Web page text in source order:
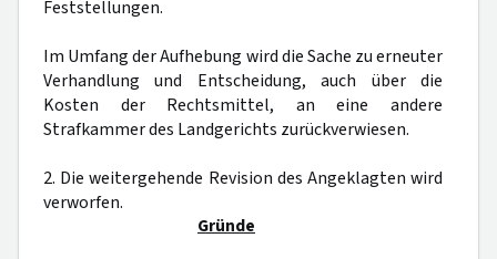
Feststellungen.
Im Umfang der Aufhebung wird die Sache zu erneuter
Verhandlung und Entscheidung, auch über die
Kosten der Rechtsmittel, an eine andere
Strafkammer des Landgerichts zurückverwiesen.
2. Die weitergehende Revision des Angeklagten wird
verworfen.
Gründe